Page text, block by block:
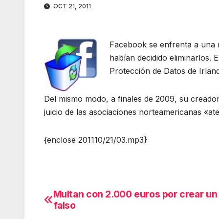
OCT 21, 2011
Facebook se enfrenta a una
habían decidido eliminarlos.
Protección de Datos de
Del mismo modo, a finales de 2009, su
juicio de las asociaciones norteamericanas
{enclose 201110/21/03.mp3}
Navegación
Multan con 2.000 euros por crear
falso